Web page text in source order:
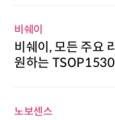
비쉐이
비쉐이, 모든 주요
원하는
노보센스